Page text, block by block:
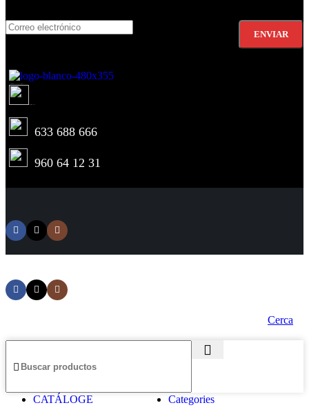
633 688 666
960 64 12 31
Cerca
CATÁLOGE Categories